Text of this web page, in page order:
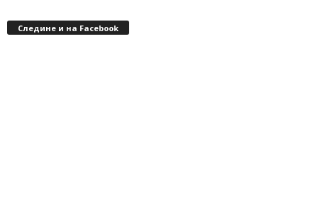
Следине и на Facebook